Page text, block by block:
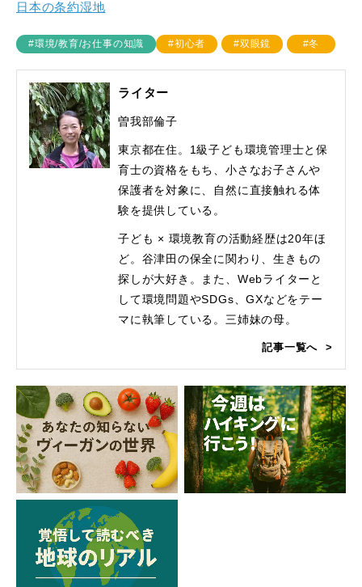
日本の条約湿地
#環境/教育/お仕事の知識 #初心者 #双眼鏡 #冬
ライター
曽我部倫子
東京都在住。1級子ども環境管理士と保
育士の資格をもち、小さなお子さんや
保護者を対象に、自然に直接触れる体
験を提供している。
子ども × 環境教育の活動経歴は20年ほ
ど。谷津田の保全に関わり、生きもの
探しが大好き。また、Webライターと
して環境問題やSDGs、GXなどをテー
マに執筆している。三姉妹の母。
記事一覧へ